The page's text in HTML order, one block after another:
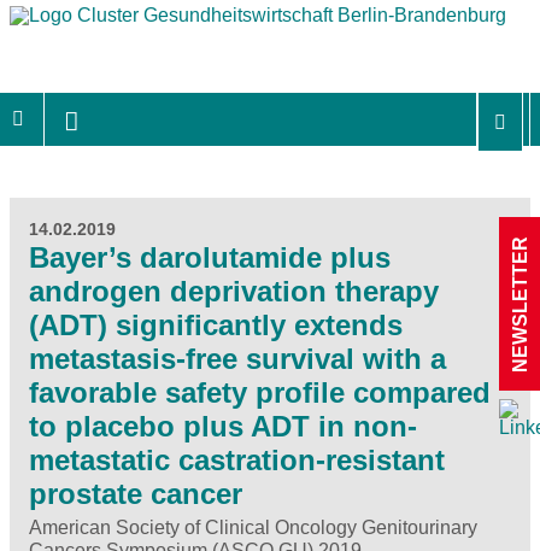
14.02.2019
Bayer’s darolutamide plus
androgen deprivation therapy
(ADT) significantly extends
metastasis-free survival with a
favorable safety profile compared
to placebo plus ADT in non-
metastatic castration-resistant
prostate cancer
American Society of Clinical Oncology Genitourinary
NEWSLETTER